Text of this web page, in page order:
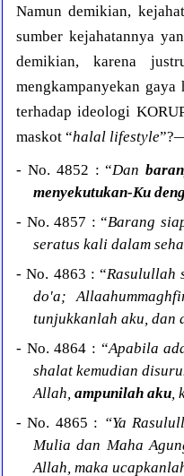
Namun demikian,
sumber kejahatannya
demikian, karena
mengkampanyekan
terhadap ideologi
maskot “halal lifestyle
- No. 4852 : “Dan
menyekutukan-Ku
- No. 4857 : “Barang
seratus kali dalam
- No. 4863 : “Rasulullah
do'a;
tunjukkanlah aku, dan
- No. 4864 : “Apabila
shalat kemudian
Allah, ampunilah aku,
- No. 4865 : “Ya
Mulia dan Maha
Allah, maka